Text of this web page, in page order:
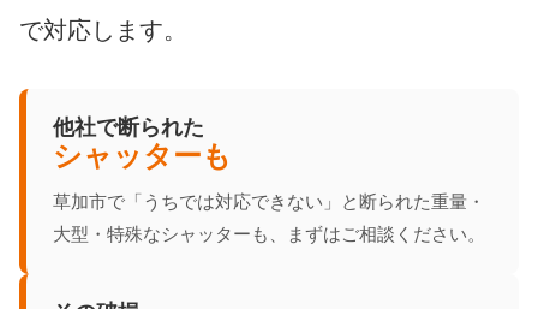
で対応します。
他社で断られた
シャッターも
草加市で「うちでは対応できない」と断られた重量・
大型・特殊なシャッターも、まずはご相談ください。